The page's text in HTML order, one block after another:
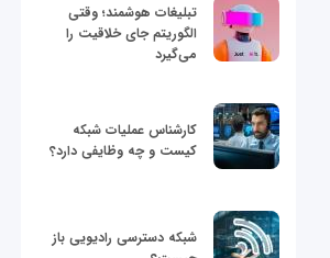
تبلیغات هوشمند؛ وقتی
الگوریتم جای خلاقیت را
می‌گیرد
کارشناس عملیات شبکه
کیست و چه وظایفی دارد؟
شبکه دسترسی رادیویی باز